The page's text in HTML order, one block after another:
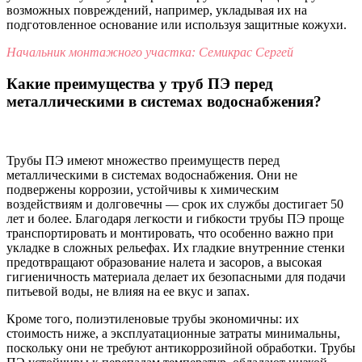
возможных повреждений, например, укладывая их на
подготовленное основание или используя защитные кожухи.
Начальник монтажного участка: Семикрас Сергей
Какие преимущества у труб ПЭ перед
металлическими в системах водоснабжения?
Трубы ПЭ имеют множество преимуществ перед
металлическими в системах водоснабжения. Они не
подвержены коррозии, устойчивы к химическим
воздействиям и долговечны — срок их службы достигает 50
лет и более. Благодаря легкости и гибкости трубы ПЭ проще
транспортировать и монтировать, что особенно важно при
укладке в сложных рельефах. Их гладкие внутренние стенки
предотвращают образование налета и засоров, а высокая
гигиеничность материала делает их безопасными для подачи
питьевой воды, не влияя на ее вкус и запах.
Кроме того, полиэтиленовые трубы экономичны: их
стоимость ниже, а эксплуатационные затраты минимальны,
поскольку они не требуют антикоррозийной обработки. Трубы